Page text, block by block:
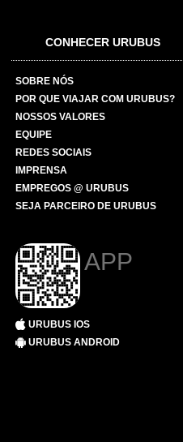
CONHECER URUBUS
SOBRE NÓS
POR QUE VIAJAR COM URUBUS?
NOSSOS VALORES
EQUIPE
REDES SOCIAIS
IMPRENSA
EMPREGOS @ URUBUS
SEJA PARCEIRO DE URUBUS
APP
URUBUS IOS
URUBUS ANDROID